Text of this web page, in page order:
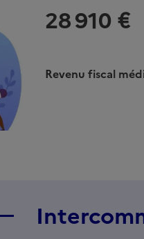
28 910 €
Revenu fiscal